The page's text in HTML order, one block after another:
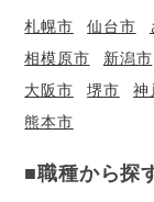
札幌市 仙台市
相模原市
新潟市
大阪市
堺市 神
熊本市
■職種から探